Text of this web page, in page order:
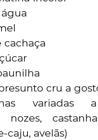
cachaça
cru a
variadas
nozes,
caju, avelãs)